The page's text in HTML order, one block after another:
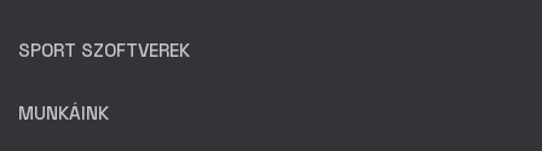
SPORT SZOFTVEREK
MUNKÁINK